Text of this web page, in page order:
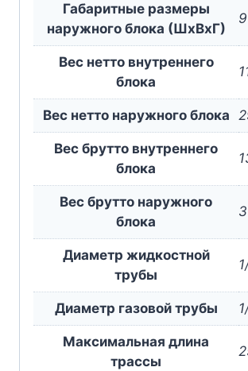
Габаритные размеры
наружного блока (ШxВxГ)
Вес нетто внутреннего
блока
Вес нетто наружного блока
Вес брутто внутреннего
блока
Вес брутто наружного
блока
Диаметр жидкостной
трубы
Диаметр газовой трубы
Максимальная длина
трассы